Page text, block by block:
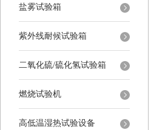
盐雾试验箱
紫外线耐候试验箱
二氧化硫/硫化氢试验箱
燃烧试验机
高低温湿热试验设备